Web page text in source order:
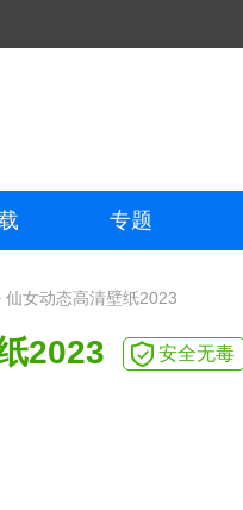
专题
仙女动态高清壁纸2023
2023 安全无毒